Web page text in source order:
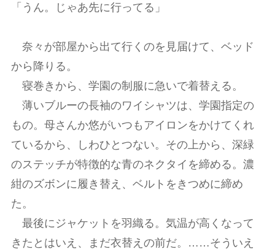
「うん。じゃあ先に行ってる」
奈々が部屋から出て行くのを見届けて、ベッド
から降りる。
寝巻きから、学園の制服に急いで着替える。
薄いブルーの長袖のワイシャツは、学園指定の
もの。母さんか悠がいつもアイロンをかけてくれ
ているから、しわひとつない。その上から、深緑
のステッチが特徴的な青のネクタイを締める。濃
紺のズボンに履き替え、ベルトをきつめに締め
た。
最後にジャケットを羽織る。気温が高くなって
きたとはいえ、まだ衣替えの前だ。……そういえ